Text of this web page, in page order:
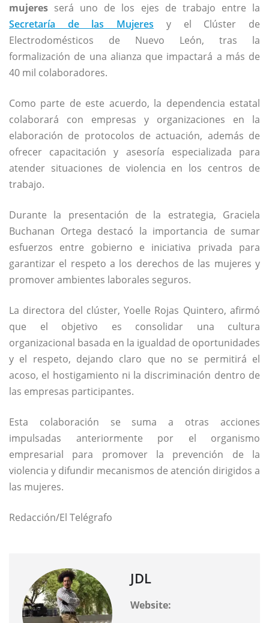
mujeres será uno de los ejes de trabajo entre la
Secretaría de las Mujeres y el Clúster de
Electrodomésticos de Nuevo León, tras la
formalización de una alianza que impactará a más de
40 mil colaboradores.
Como parte de este acuerdo, la dependencia estatal
colaborará con empresas y organizaciones en la
elaboración de protocolos de actuación, además de
ofrecer capacitación y asesoría especializada para
atender situaciones de violencia en los centros de
trabajo.
Durante la presentación de la estrategia, Graciela
Buchanan Ortega destacó la importancia de sumar
esfuerzos entre gobierno e iniciativa privada para
garantizar el respeto a los derechos de las mujeres y
promover ambientes laborales seguros.
La directora del clúster, Yoelle Rojas Quintero, afirmó
que el objetivo es consolidar una cultura
organizacional basada en la igualdad de oportunidades
y el respeto, dejando claro que no se permitirá el
acoso, el hostigamiento ni la discriminación dentro de
las empresas participantes.
Esta colaboración se suma a otras acciones
impulsadas anteriormente por el organismo
empresarial para promover la prevención de la
violencia y difundir mecanismos de atención dirigidos a
las mujeres.
Redacción/El Telégrafo
JDL
Website: